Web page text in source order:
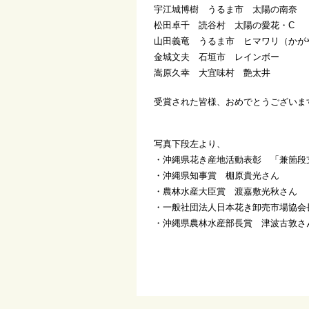
宇江城博樹 うるま市 太陽の南奈
松田卓千 読谷村 太陽の愛花・C
山田義竜 うるま市 ヒマワリ（かが
金城文夫 石垣市 レインボー
嵩原久幸 大宜味村 艶太井
受賞された皆様、おめでとうございま
写真下段左より、
・沖縄県花き産地活動表彰 「兼箇
・沖縄県知事賞 棚原貴光さん
・農林水産大臣賞 渡嘉敷光秋さん
・一般社団法人日本花き卸売市場協
・沖縄県農林水産部長賞 津波古敦さ